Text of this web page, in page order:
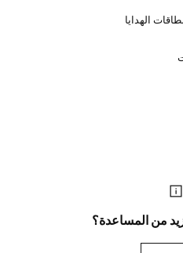
الهدايا
من المساعدة؟